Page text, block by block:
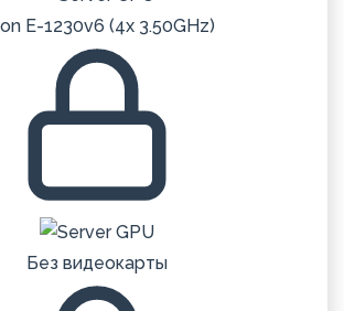
E-1230v6 (4x 3.50GHz)
Без видеокарты